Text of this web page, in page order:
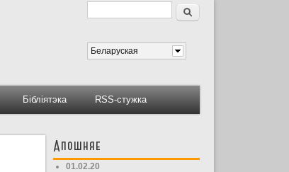
Форма пошуку
Пошук
Беларуская
Бібліятэка RSS-стужка
Апошняе
01.02.20